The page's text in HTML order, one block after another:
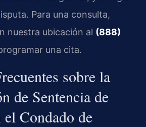
Para una consulta,
nuestra ubicación al (888)
una cita.
sobre la
de Sentencia de
Condado de